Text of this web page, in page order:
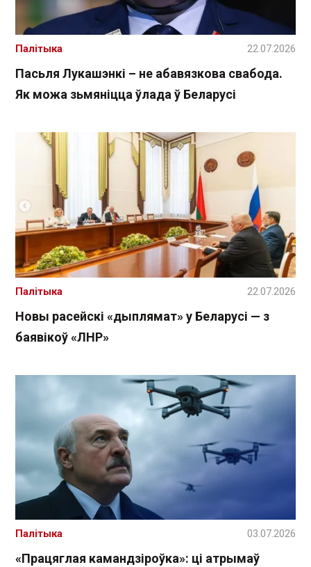
Пасьля Лукашэнкі – не абавязкова свабода.
Як можа зьмяніцца ўлада ў Беларусі
Палітыка 22.07.2026
Новы расейскі «дыплямат» у Беларусі — з
баявікоў «ЛНР»
Палітыка 22.07.2026
«Працяглая камандзіроўка»: ці атрымаў
Палітыка 03.07.2026